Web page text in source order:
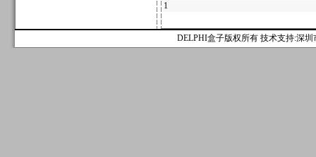
1
DELPHI盒子版权所有 技术支持:深